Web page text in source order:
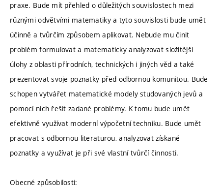
praxe. Bude mít přehled o důležitých souvislostech mezi
různými odvětvími matematiky a tyto souvislosti bude umět
účinně a tvůrčím způsobem aplikovat. Nebude mu činit
problém formulovat a matematicky analyzovat složitější
úlohy z oblasti přírodních, technických i jiných věd a také
prezentovat svoje poznatky před odbornou komunitou. Bude
schopen vytvářet matematické modely studovaných jevů a
pomocí nich řešit zadané problémy. K tomu bude umět
efektivně využívat moderní výpočetní techniku. Bude umět
pracovat s odbornou literaturou, analyzovat získané
poznatky a využívat je při své vlastní tvůrčí činnosti.
Obecné způsobilosti: